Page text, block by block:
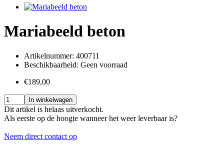
Mariabeeld beton
Artikelnummer: 400711
Beschikbaarheid: Geen voorraad
€189,00
In winkelwagen
Dit artikel is helaas uitverkocht.
Als eerste op de hoogte wanneer het weer leverbaar is?
Neem direct contact op